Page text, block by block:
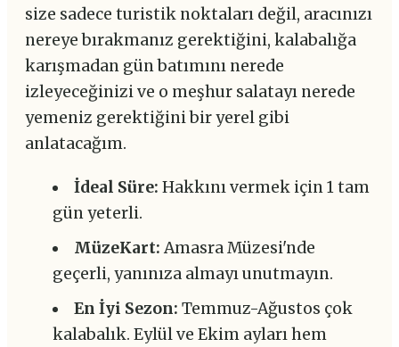
size sadece turistik noktaları değil, aracınızı
nereye bırakmanız gerektiğini, kalabalığa
karışmadan gün batımını nerede
izleyeceğinizi ve o meşhur salatayı nerede
yemeniz gerektiğini bir yerel gibi
anlatacağım.
İdeal Süre: Hakkını vermek için 1 tam
gün yeterli.
MüzeKart:Amasra Müzesi'nde
geçerli, yanınıza almayı unutmayın.
En İyi Sezon: Temmuz-Ağustos çok
kalabalık. Eylül ve Ekim ayları hem